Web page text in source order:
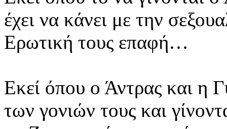
έχει να κάνει με την
Ερωτική τους επαφή…
Εκεί όπου ο Άντρας και η
των γονιών τους και